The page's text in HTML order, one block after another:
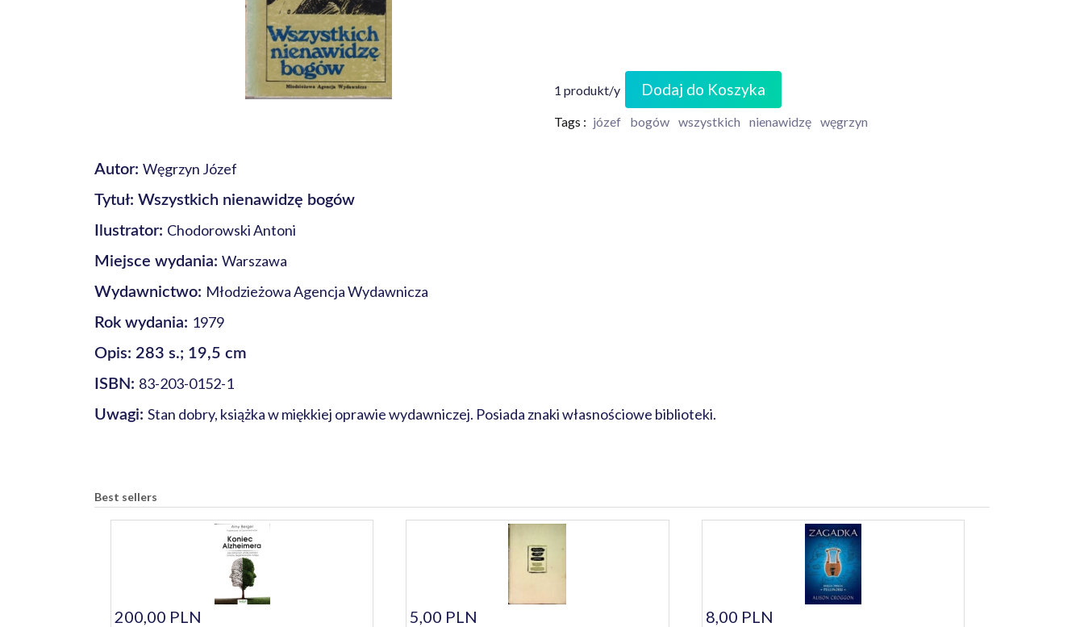
1 produkt/y Dodaj do Koszyka
Tags : józef bogów wszystkich nienawidzę węgrzyn
Autor: Węgrzyn Józef
Tytuł: Wszystkich nienawidzę bogów
Ilustrator: Chodorowski Antoni
Miejsce wydania: Warszawa
Wydawnictwo: Młodzieżowa Agencja Wydawnicza
Rok wydania: 1979
Opis: 283 s.; 19,5 cm
ISBN: 83-203-0152-1
Uwagi: Stan dobry, książka w miękkiej oprawie wydawniczej. Posiada znaki własnościowe biblioteki.
Best sellers
200,00 PLN
5,00 PLN
8,00 PLN